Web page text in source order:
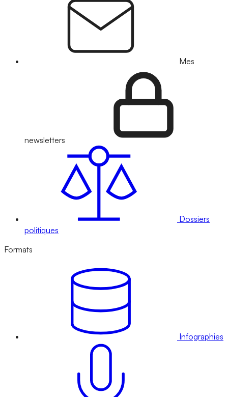
Mes
newsletters
Dossiers
politiques
Formats
Infographies